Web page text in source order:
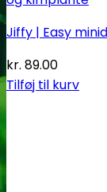
Jiffy | Easy
kr. 89.00
Tilføj til kurv